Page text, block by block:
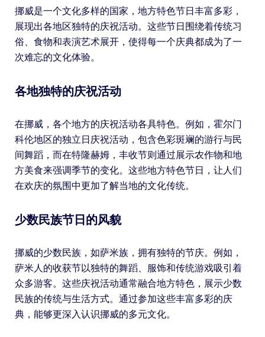
挪威是一个文化多样的国家，地方特色节日丰富多彩，
展现出各地区独特的庆祝活动。这些节日围绕着传统习
俗、食物和表演艺术展开，使得每一个庆典都成为了一
次难忘的文化体验。
各地独特的庆祝活动
在挪威，各个地方的庆祝活动各具特色。例如，霍尔门
科伦地区的独立日庆祝活动，包含色彩斑斓的游行与民
间舞蹈，而在特隆赫姆，丰收节则通过展示农作物和地
方美食来强调季节的变化。这些地方特色节日，让人们
在欢庆的氛围中更加了解当地的文化传统。
少数民族节日的风貌
挪威的少数民族，如萨米族，拥有独特的节庆。例如，
萨米人的收获节以独特的舞蹈、服饰和传统游戏吸引着
众多游客。这些庆祝活动通常融合地方特色，展示少数
民族的传统与生活方式。通过参加这些丰富多彩的庆
典，能够更深入认识挪威的多元文化。